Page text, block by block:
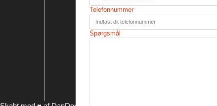
Telefonnummer
Spørgsmål